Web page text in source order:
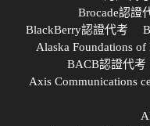
Brocade認證
BlackBerry認證代考
Alaska Foundations
BACB認證代考
Axis Communications